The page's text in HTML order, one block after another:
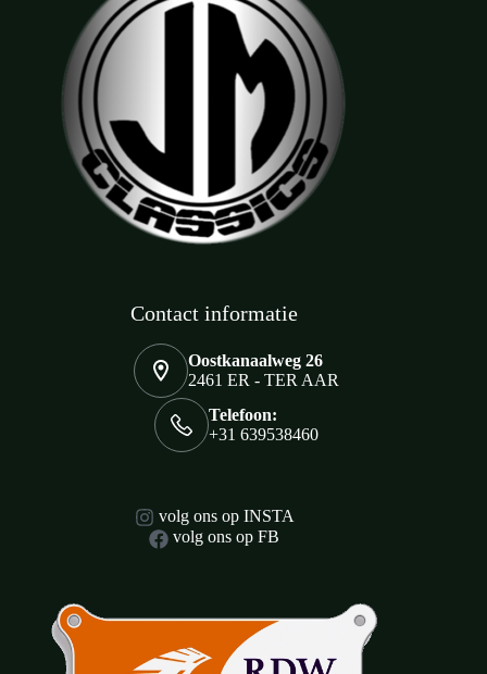
Contact informatie
Oostkanaalweg 26
2461 ER - TER AAR
Telefoon:
+31 639538460
volg ons op INSTA
volg ons op FB